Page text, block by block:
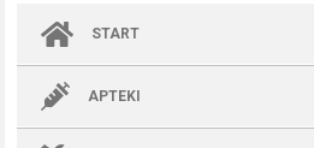
START
APTEKI